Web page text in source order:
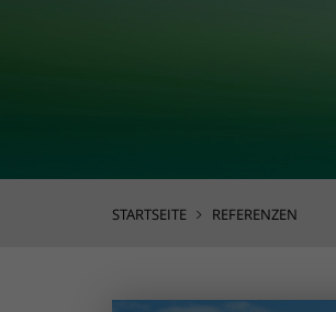
STARTSEITE REFERENZEN